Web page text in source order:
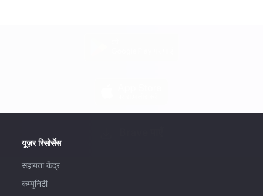
यूज़र रिसोर्सेस
सहायता केंद्र
कम्युनिटी